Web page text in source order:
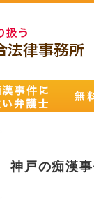
神戸の痴漢